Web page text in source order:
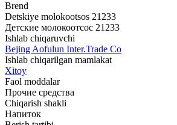
Brend
Detskiye molokootsos 21233
Детские молокоотсос 21233
Ishlab chiqaruvchi
Bejing Aofulun Inter.Trade Co
Ishlab chiqarilgan mamlakat
Xitoy
Faol moddalar
Прочие средства
Chiqarish shakli
Напиток